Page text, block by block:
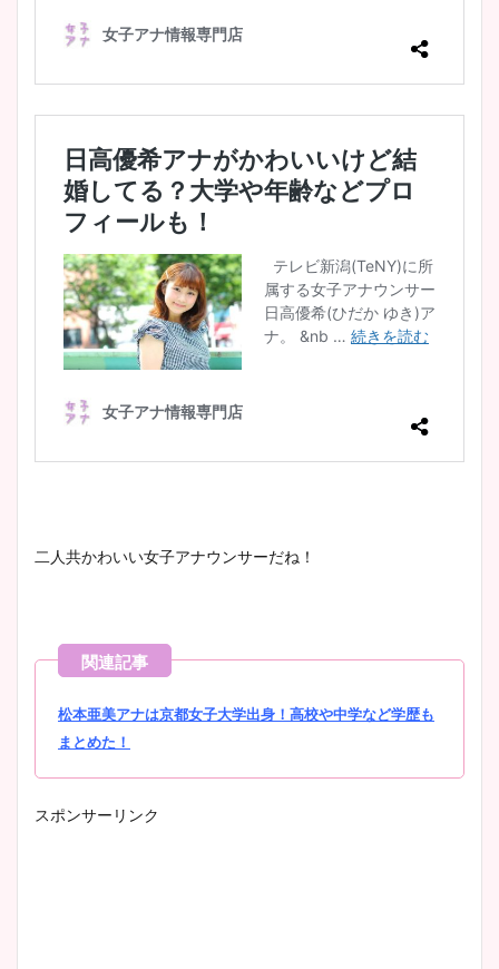
二人共かわいい女子アナウンサーだね！
松本亜美アナは京都女子大学出身！高校や中学など学歴も
まとめた！
スポンサーリンク